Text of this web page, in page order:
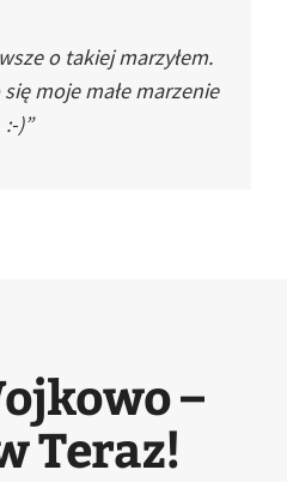
o takiej marzyłem.
moje małe marzenie
:-)”
–
Teraz!